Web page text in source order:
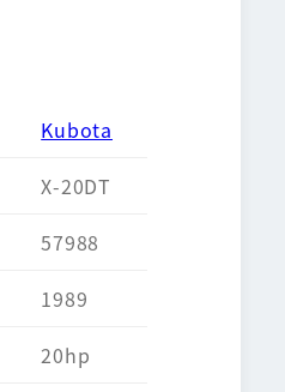
Kubota
X-20DT
57988
1989
20hp